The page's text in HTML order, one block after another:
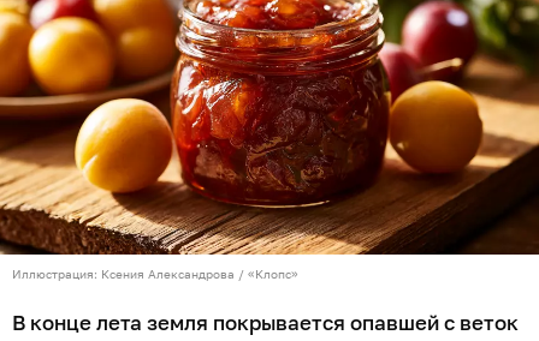
Иллюстрация: Ксения Александрова / «Клопс»
В конце лета земля покрывается опавшей с веток